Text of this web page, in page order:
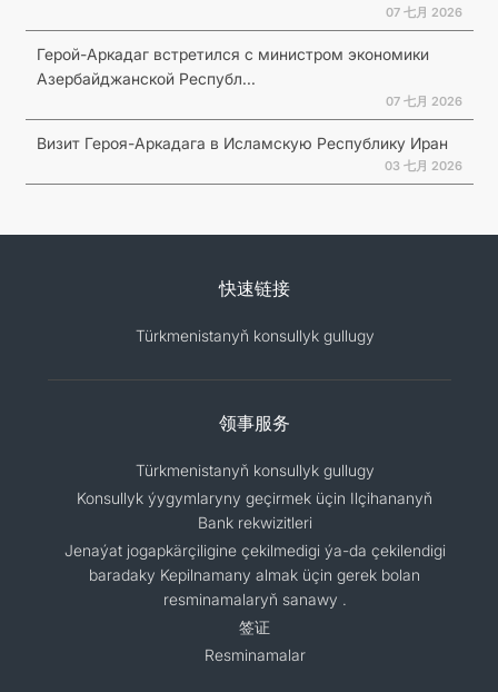
07 七月 2026
Герой-Аркадаг встретился с министром экономики
Азербайджанской Республ...
07 七月 2026
Визит Героя-Аркадага в Исламскую Республику Иран
03 七月 2026
快速链接
Türkmenistanyň konsullyk gullugy
领事服务
Türkmenistanyň konsullyk gullugy
Konsullyk ýygymlaryny geçirmek üçin Ilçihananyň
Bank rekwizitleri
Jenaýat jogapkärçiligine çekilmedigi ýa-da çekilendigi
baradaky Kepilnamany almak üçin gerek bolan
resminamalaryň sanawy .
签证
Resminamalar